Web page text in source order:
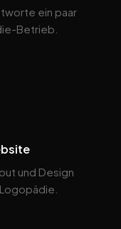
ein paar
Betrieb.
und Design